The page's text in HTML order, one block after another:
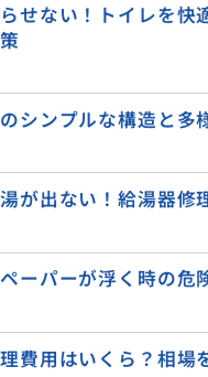
せない！トイレを快
シンプルな構造と多
が出ない！給湯器修
ーパーが浮く時の危
費用はいくら？相場